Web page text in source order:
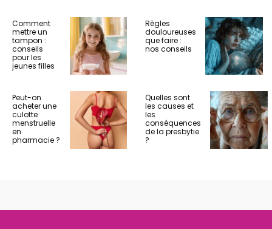
Comment
mettre un
tampon :
conseils
pour les
jeunes filles
Règles
douloureuses
que faire :
nos conseils
Peut-on
acheter une
culotte
menstruelle
en
pharmacie ?
Quelles sont
les causes et
les
conséquences
de la presbytie
?